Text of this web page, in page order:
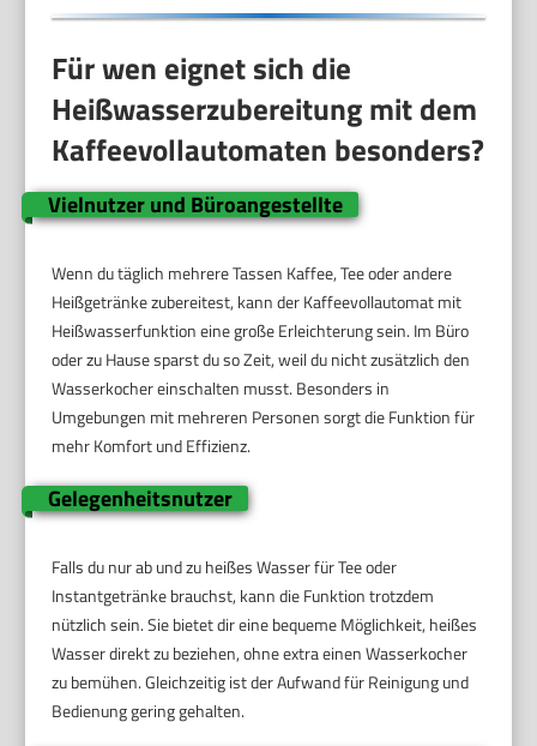
Für wen eignet sich die
Heißwasserzubereitung mit dem
Kaffeevollautomaten besonders?
Vielnutzer und Büroangestellte
Wenn du täglich mehrere Tassen Kaffee, Tee oder andere
Heißgetränke zubereitest, kann der Kaffeevollautomat mit
Heißwasserfunktion eine große Erleichterung sein. Im Büro
oder zu Hause sparst du so Zeit, weil du nicht zusätzlich den
Wasserkocher einschalten musst. Besonders in
Umgebungen mit mehreren Personen sorgt die Funktion für
mehr Komfort und Effizienz.
Gelegenheitsnutzer
Falls du nur ab und zu heißes Wasser für Tee oder
Instantgetränke brauchst, kann die Funktion trotzdem
nützlich sein. Sie bietet dir eine bequeme Möglichkeit, heißes
Wasser direkt zu beziehen, ohne extra einen Wasserkocher
zu bemühen. Gleichzeitig ist der Aufwand für Reinigung und
Bedienung gering gehalten.